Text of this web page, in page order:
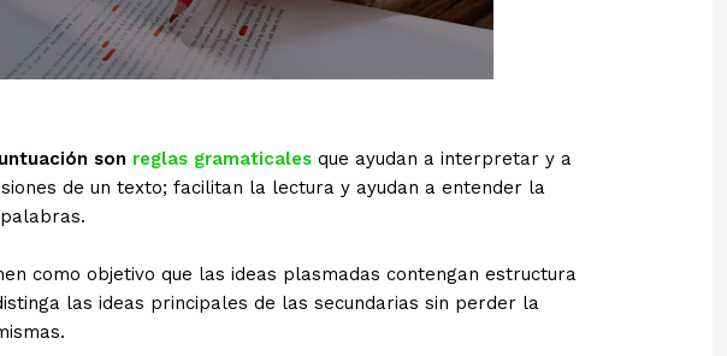
son reglas gramaticales que ayudan a interpretar y a
de un texto; facilitan la lectura y ayudan a entender la
como objetivo que las ideas plasmadas contengan estructura
las ideas principales de las secundarias sin perder la